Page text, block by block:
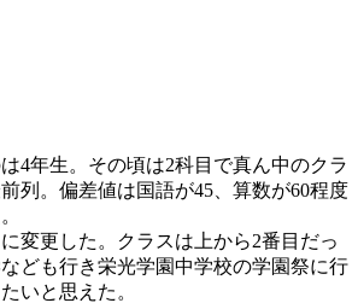
4年生。その頃は2科目で真ん中のクラ
列。偏差値は国語が45、算数が60程度
変更した。クラスは上から2番目だっ
ども行き栄光学園中学校の学園祭に行
いと思えた。